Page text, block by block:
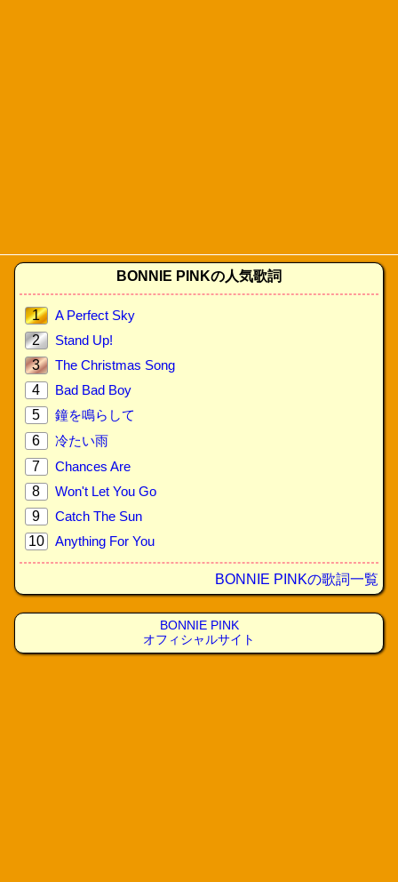
BONNIE PINKの人気歌詞
1
A Perfect Sky
2
Stand Up!
3
The Christmas Song
4
Bad Bad Boy
5
鐘を鳴らして
6
冷たい雨
7
Chances Are
8
Won't Let You Go
9
Catch The Sun
10
Anything For You
BONNIE PINKの歌詞一覧
BONNIE PINK
オフィシャルサイト